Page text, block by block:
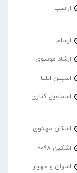
اراسپ
ارسام
ارشاد موسوی
اسپین ایلیا
اسماعیل کناری
اشکان مهدوی
اشکین 0098
اشوان و مهیار